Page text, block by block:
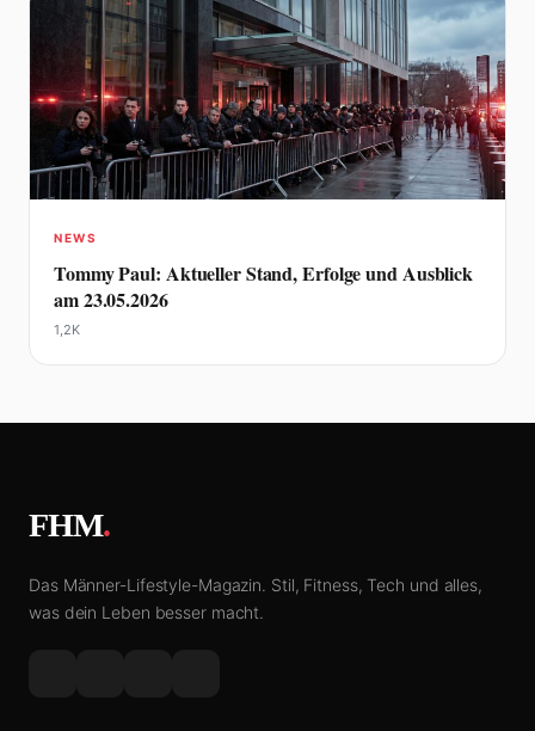
NEWS
Tommy Paul: Aktueller Stand, Erfolge und Ausblick
am 23.05.2026
1,2K
FHM.
Das Männer-Lifestyle-Magazin. Stil, Fitness, Tech und alles,
was dein Leben besser macht.